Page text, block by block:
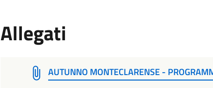
Allegati
AUTUNNO MONTECLARENSE -